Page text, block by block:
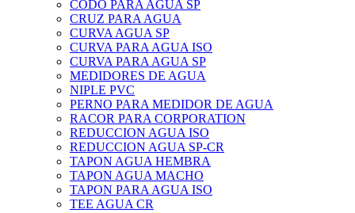
CODO PARA AGUA SP
CRUZ PARA AGUA
CURVA AGUA SP
CURVA PARA AGUA ISO
CURVA PARA AGUA SP
MEDIDORES DE AGUA
NIPLE PVC
PERNO PARA MEDIDOR DE AGUA
RACOR PARA CORPORATION
REDUCCION AGUA ISO
REDUCCION AGUA SP-CR
TAPON AGUA HEMBRA
TAPON AGUA MACHO
TAPON PARA AGUA ISO
TEE AGUA CR